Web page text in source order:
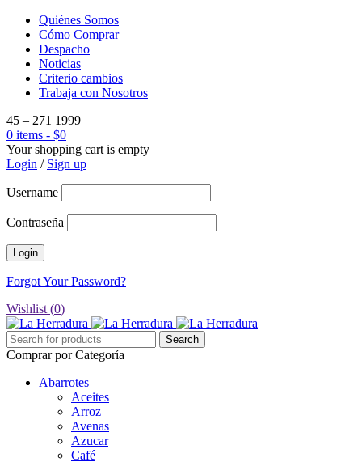
Quiénes Somos
Cómo Comprar
Despacho
Noticias
Criterio cambios
Trabaja con Nosotros
45 – 271 1999
0 items - $0
Your shopping cart is empty
Login / Sign up
Username
Contraseña
Forgot Your Password?
Wishlist (0)
Comprar por Categoría
Abarrotes
Aceites
Arroz
Avenas
Azucar
Café